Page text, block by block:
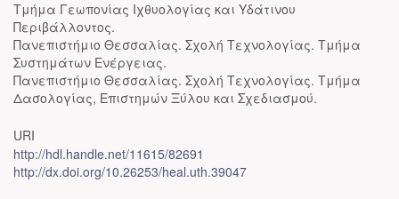
Τμήμα Γεωπονίας Ιχθυολογίας και Υδάτινου
Περιβάλλοντος.
Πανεπιστήμιο Θεσσαλίας. Σχολή Τεχνολογίας. Τμήμα
Συστημάτων Ενέργειας.
Πανεπιστήμιο Θεσσαλίας. Σχολή Τεχνολογίας. Τμήμα
Δασολογίας, Επιστημών Ξύλου και Σχεδιασμού.
URI
http://hdl.handle.net/11615/82691
http://dx.doi.org/10.26253/heal.uth.39047